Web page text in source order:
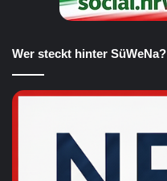
Wer steckt hinter SüWeNa?